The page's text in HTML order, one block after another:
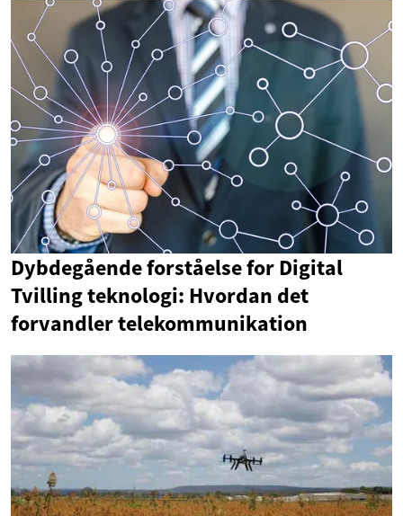
Dybdegående forståelse for Digital
Tvilling teknologi: Hvordan det
forvandler telekommunikation